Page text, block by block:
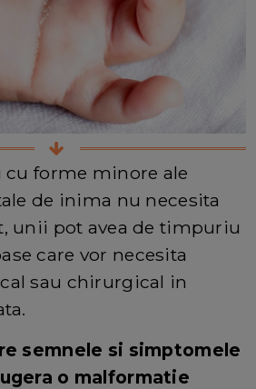
forme minore ale
de inima nu necesita
unii pot avea de timpuriu
care vor necesita
sau chirurgical in
semnele si simptomele
o malformatie